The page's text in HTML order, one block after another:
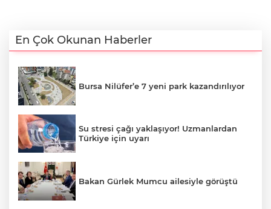
En Çok Okunan Haberler
Bursa Nilüfer’e 7 yeni park kazandırılıyor
Su stresi çağı yaklaşıyor! Uzmanlardan
Türkiye için uyarı
Bakan Gürlek Mumcu ailesiyle görüştü